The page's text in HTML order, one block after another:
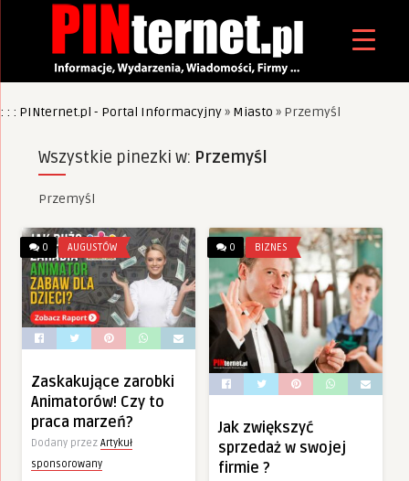
: : : PINternet.pl - Portal Informacyjny» Miasto » Przemyśl
Wszystkie pinezki w: Przemyśl
Przemyśl
0 AUGUSTÓW
Zaskakujące zarobki
Animatorów! Czy to
praca marzeń?
Dodany przez Artykuł
sponsorowany
0 BIZNES
Jak zwiększyć
sprzedaż w swojej
firmie ?